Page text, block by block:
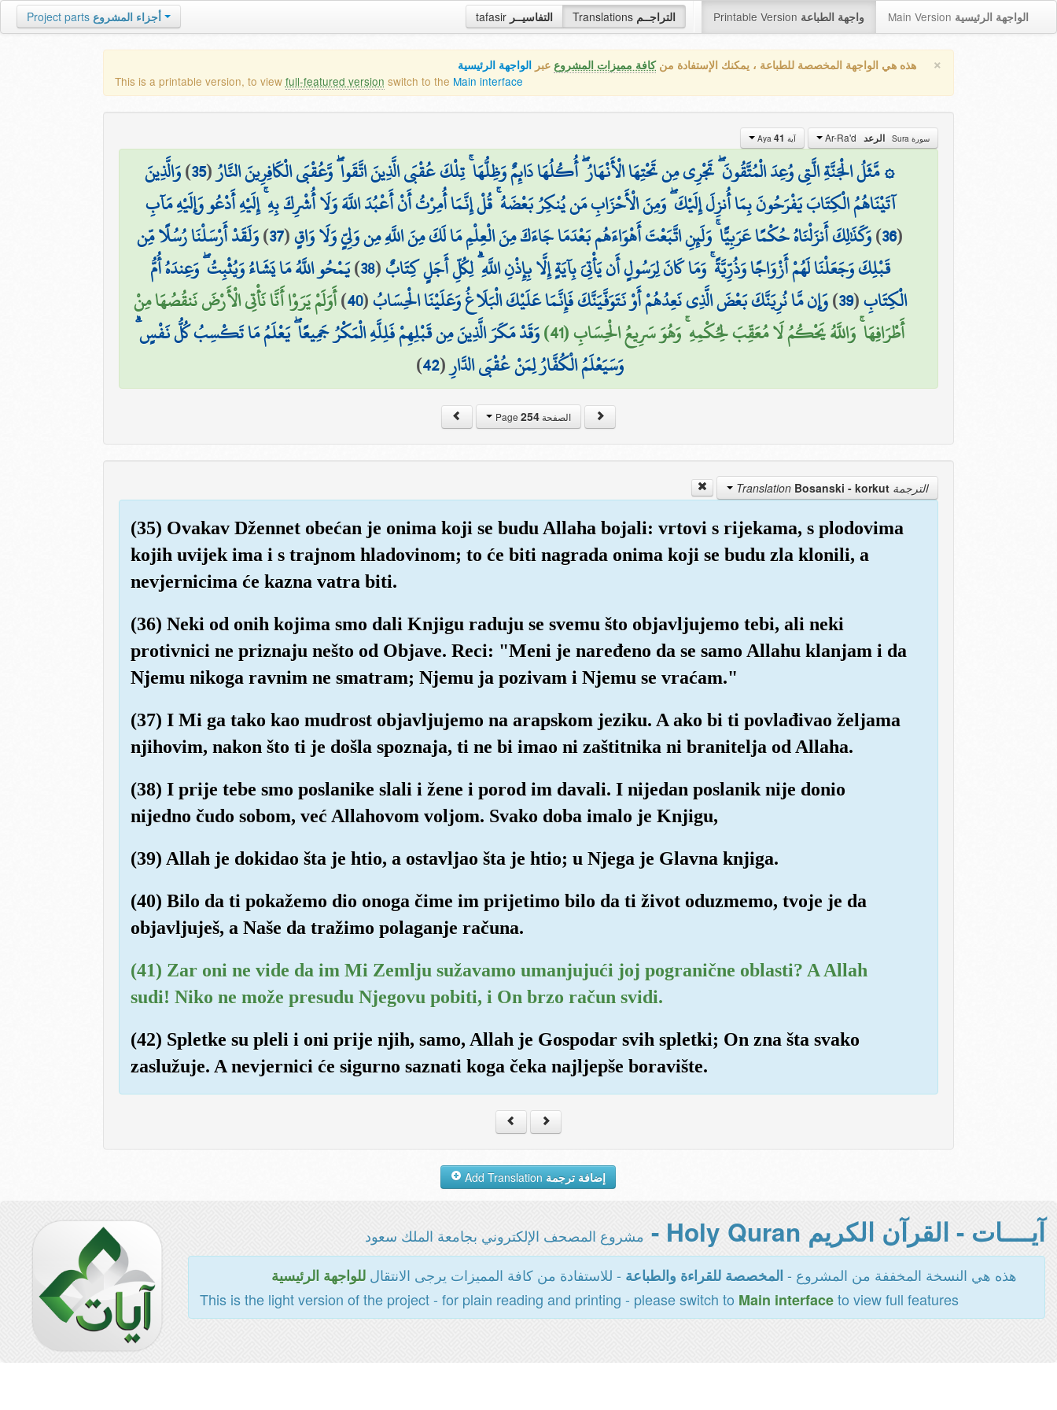
tafasir التفاسيــر Translations التراجــم Printable Version واجهة الطباعة Main Version الواجهة الرئيسية Project parts أجزاء المشروع
× هذه هي الواجهة المخصصة للطباعة ، يمكنك الإستفادة منكافة مميزات المشروع عبر الواجهة الرئيسية
This is a printable version, to view full-featured version switch to the Main interface
سورة Sura الرعد آية Aya 41
۞ مَّثَلُ الْجَنَّةِ الَّتِي وُعِدَ الْمُتَّقُونَ ۖ تَجْرِي مِن تَحْتِهَا الْأَنْهَارُ ۖ أُكُلُهَا دَائِمٌ وَظِلُّهَا ۚ تِلْكَ عُقْبَى الَّذِينَ اتَّقَوا ۖ وَّعُقْبَى الْكَافِرِينَ النَّارُ(
35
)وَالَّذِينَ
آتَيْنَاهُمُ الْكِتَابَ يَفْرَحُونَ بِمَا أُنزِلَ إِلَيْكَ ۖ وَمِنَ الْأَحْزَابِ مَن يُنكِرُ بَعْضَهُ ۚ قُلْ إِنَّمَا أُمِرْتُ أَنْ أَعْبُدَ اللَّهَ وَلَا أُشْرِكَ بِهِ ۚ إِلَيْهِ أَدْعُو وَإِلَيْهِ مَآبِ
(
36
)وَكَذَٰلِكَ أَنزَلْنَاهُ حُكْمًا عَرَبِيًّا ۚ وَلَئِنِ اتَّبَعْتَ أَهْوَاءَهُم بَعْدَمَا جَاءَكَ مِنَ الْعِلْمِ مَا لَكَ مِنَ اللَّهِ مِن وَلِيٍّ وَلَا وَاقٍ(
37
)وَلَقَدْ أَرْسَلْنَا رُسُلًا مِّن
قَبْلِكَ وَجَعَلْنَا لَهُمْ أَزْوَاجًا وَذُرِّيَّةً ۚ وَمَا كَانَ لِرَسُولٍ أَن يَأْتِيَ بِآيَةٍ إِلَّا بِإِذْنِ اللَّهِ ۗ لِكُلِّ أَجَلٍ كِتَابٌ(
38
)يَمْحُو اللَّهُ مَا يَشَاءُ وَيُثْبِتُ ۖ وَعِندَهُ أُمُّ
الْكِتَابِ(
39
)وَإِن مَّا نُرِيَنَّكَ بَعْضَ الَّذِي نَعِدُهُمْ أَوْ نَتَوَفَّيَنَّكَ فَإِنَّمَا عَلَيْكَ الْبَلَاغُ وَعَلَيْنَا الْحِسَابُ(
40
)أَوَلَمْ يَرَوْا أَنَّا نَأْتِي الْأَرْضَ نَنقُصُهَا مِنْ
أَطْرَافِهَا ۚ وَاللَّهُ يَحْكُمُ لَا مُعَقِّبَ لِحُكْمِهِ ۚ وَهُوَ سَرِيعُ الْحِسَابِ (41)
وَقَدْ مَكَرَ الَّذِينَ مِن قَبْلِهِمْ فَلِلَّهِ الْمَكْرُ جَمِيعًا ۖ يَعْلَمُ مَا تَكْسِبُ كُلُّ نَفْسٍ ۗ
وَسَيَعْلَمُ الْكُفَّارُ لِمَنْ عُقْبَى الدَّارِ(
42
)
الصفحة Page254
الترجمة Translation Bosanski - korkut
(35) Ovakav Džennet obećan je onima koji se budu Allaha bojali: vrtovi s rijekama, s plodovima
kojih uvijek ima i s trajnom hladovinom; to će biti nagrada onima koji se budu zla klonili, a
nevjernicima će kazna vatra biti.
(36) Neki od onih kojima smo dali Knjigu raduju se svemu što objavljujemo tebi, ali neki
protivnici ne priznaju nešto od Objave. Reci: "Meni je naređeno da se samo Allahu klanjam i da
Njemu nikoga ravnim ne smatram; Njemu ja pozivam i Njemu se vraćam."
(37) I Mi ga tako kao mudrost objavljujemo na arapskom jeziku. A ako bi ti povlađivao željama
njihovim, nakon što ti je došla spoznaja, ti ne bi imao ni zaštitnika ni branitelja od Allaha.
(38) I prije tebe smo poslanike slali i žene i porod im davali. I nijedan poslanik nije donio
nijedno čudo sobom, već Allahovom voljom. Svako doba imalo je Knjigu,
(39) Allah je dokidao šta je htio, a ostavljao šta je htio; u Njega je Glavna knjiga.
(40) Bilo da ti pokažemo dio onoga čime im prijetimo bilo da ti život oduzmemo, tvoje je da
objavljuješ, a Naše da tražimo polaganje računa.
(41) Zar oni ne vide da im Mi Zemlju sužavamo umanjujući joj pogranične oblasti? A Allah
sudi! Niko ne može presudu Njegovu pobiti, i On brzo račun svidi.
(42) Spletke su pleli i oni prije njih, samo, Allah je Gospodar svih spletki; On zna šta svako
zaslužuje. A nevjernici će sigurno saznati koga čeka najljepše boravište.
إضافة ترجمة
آيــــات - القرآن الكريم Holy Quran - مشروع المصحف الإلكتروني بجامعة الملك سعود
هذه هي النسخة المخففة من المشروع - المخصصة للقراءة والطباعة - للاستفادة من كافة المميزات يرجى الانتقالللواجهة الرئيسية
This is the light version of the project - for plain reading and printing - please switch to Main interfaceto view full features